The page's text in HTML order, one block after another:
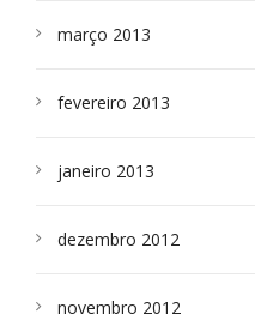
março 2013
fevereiro 2013
janeiro 2013
dezembro 2012
novembro 2012